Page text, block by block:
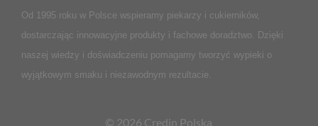
Od 1995 roku w Polsce wspieramy piekarzy i cukierników,
dostarczając innowacyjne produkty i fachowe doradztwo. Dzięki
naszej wiedzy i doświadczeniu pomagamy tworzyć wypieki o
wyjątkowym smaku i niezawodnym rezultacie.
© 2026 Credin Polska